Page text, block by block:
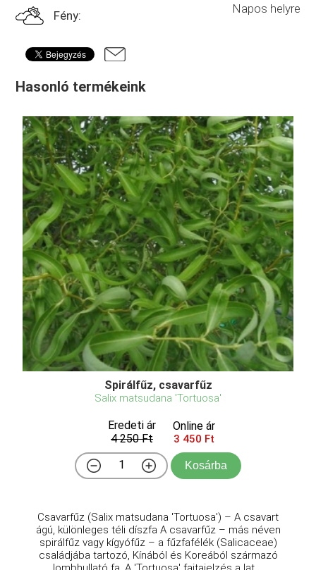
Fény: Napos helyre
Hasonló termékeink
Spirálfűz, csavarfűz
Salix matsudana 'Tortuosa'
Eredeti ár
4 250 Ft
Online ár
3 450 Ft
Kosárba
Csavarfűz (Salix matsudana 'Tortuosa') – A csavart
ágú, különleges téli díszfa A csavarfűz – más néven
spirálfűz vagy kígyófűz – a fűzfafélék (Salicaceae)
családjába tartozó, Kínából és Koreából származó